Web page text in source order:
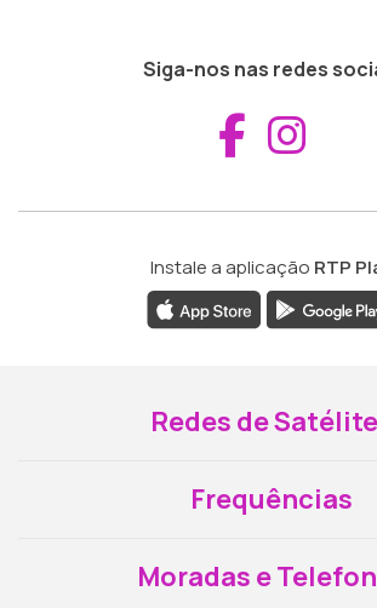
Siga-nos nas redes
Instale a aplicação RTP
Redes de
Frequências
Moradas e